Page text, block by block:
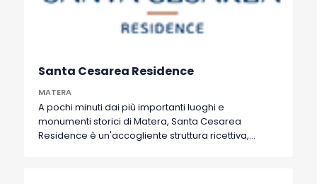
Santa Cesarea Residence
MATERA
A pochi minuti dai più importanti luoghi e
monumenti storici di Matera, Santa Cesarea
Residence è un'accogliente struttura ricettiva,